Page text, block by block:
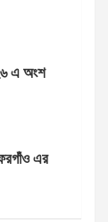
এ অংশ
এর